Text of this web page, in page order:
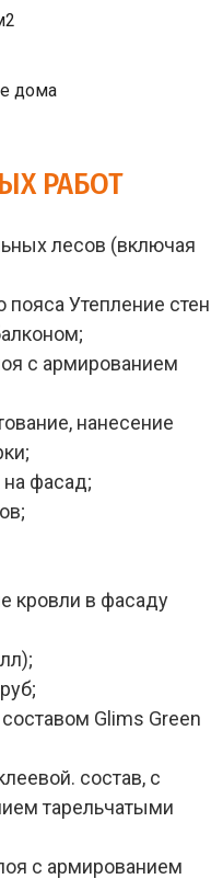
2
дома
РАБОТ
лесов (включая
пояса Утепление стен
с армированием
нанесение
фасад;
кровли в фасаду
Glims Green
состав, с
тарельчатыми
с армированием